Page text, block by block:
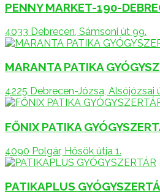
PENNY MARKET-190-
4033 Debrecen, Sámsoni út 99.
MARANTA PATIKA
4225 Debrecen-Józsa, Alsójózsai
FŐNIX PATIKA
4090 Polgár, Hősök útja 1.
PATIKAPLUS